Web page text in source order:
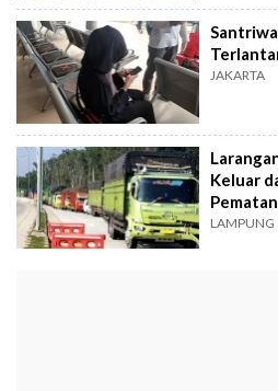
JAKARTA
Keluar
LAMPUNG